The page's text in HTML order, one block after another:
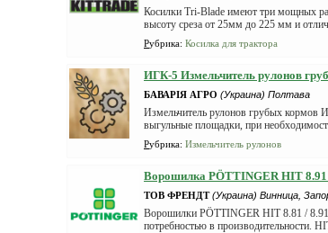
Косилки Tri-Blade имеют три мощных
высоту среза от 25мм до 225 мм и
Рубрика: Косилка для трактора
ИГК-5 Измельчитель рулонов
БАВАРІЯ АГРО (Украина) Полтава
Измельчитель рулонов грубых кормов
выгульные площадки, при
Рубрика: Измельчитель рулонов
Ворошилка PÖTTINGER HIT 8.91
ТОВ ФРЕНДТ (Украина) Винница,
Ворошилки PÖTTINGER HIT 8.81 /
потребностью в производительности.